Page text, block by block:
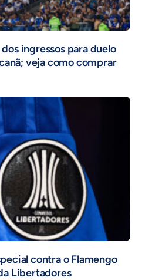
ingressos para duelo
veja como comprar
contra o Flamengo
Libertadores